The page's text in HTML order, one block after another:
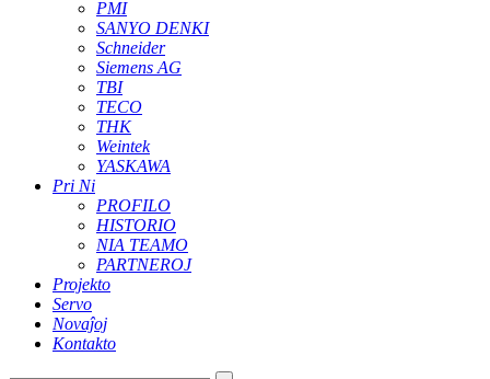
PMI
SANYO DENKI
Schneider
Siemens AG
TBI
TECO
THK
Weintek
YASKAWA
Pri Ni
PROFILO
HISTORIO
NIA TEAMO
PARTNEROJ
Projekto
Servo
Novaĵoj
Kontakto